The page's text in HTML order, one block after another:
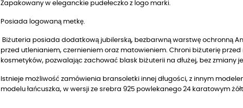
Zapakowany w eleganckie pudełeczko z logo marki.
Posiada logowaną metkę.
Biżuteria posiada dodatkową jubilerską, bezbarwną warstwę ochronną
przed utlenianiem, czernieniem oraz matowieniem. Chroni biżuterię
kosmetyków, pozwalając zachować blask biżuterii na dłużej, bez zmiany
Istnieje możliwość zamówienia bransoletki innej długości, z innym
modelu łańcuszka, w wersji ze srebra 925 powlekanego 24 karatowym